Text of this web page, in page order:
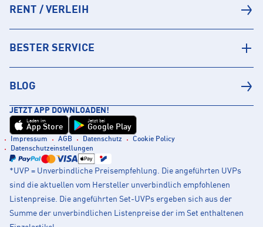
RENT / VERLEIH
BESTER SERVICE
BLOG
JETZT APP DOWNLOADEN!
Laden im
App Store
Jetzt bei
Google Play
Impressum AGB Datenschutz
Cookie Policy
Datenschutzeinstellungen
*UVP = Unverbindliche Preisempfehlung. Die angeführten UVPs
sind die aktuellen vom Hersteller unverbindlich empfohlenen
Listenpreise. Die angeführten Set-UVPs ergeben sich aus der
Summe der unverbindlichen Listenpreise der im Set enthaltenen